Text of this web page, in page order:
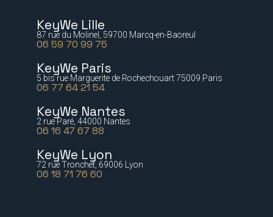
KeyWe Lille
87 rue du Molinel, 59700 Marcq-en-Baoreul
06 59 70 99 75
KeyWe Paris
5 bis rue Marguerite de Rochechouart 75009 Paris
06 77 64 21 54
KeyWe Nantes
2 rue Paré, 44000 Nantes
06 16 47 67 88
KeyWe Lyon
72 rue Tronchet, 69006 Lyon
06 18 71 76 60